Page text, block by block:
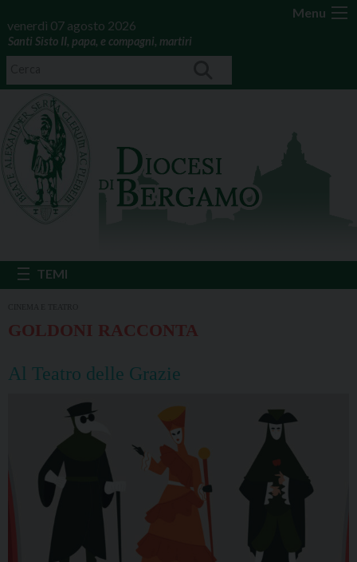
Menu
venerdì 07 agosto 2026
Santi Sisto II, papa, e compagni, martiri
GOLDONI RACCONTA
Al Teatro delle Grazie